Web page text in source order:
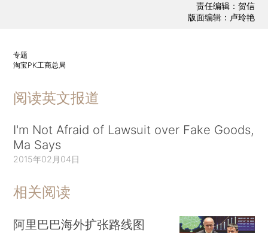
责任编辑：贺信
版面编辑：卢玲艳
专题
淘宝PK工商总局
阅读英文报道
I'm Not Afraid of Lawsuit over Fake Goods,
Ma Says
2015年02月04日
相关阅读
阿里巴巴海外扩张路线图